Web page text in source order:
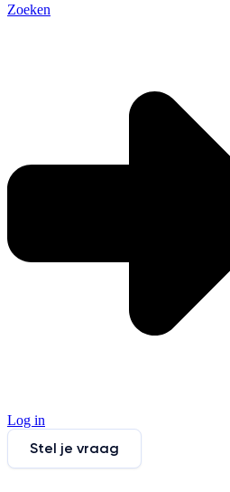
Zoeken
Log in
Stel je vraag